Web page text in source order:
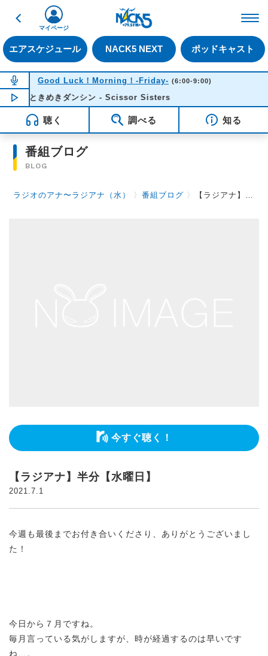
戻る
エアスケジュール NACK5 NEXT ポッドキャスト
マイページ
NOW ON AIR
Good Luck！Morning！-Friday- (6:00-9:00)
NOW PLAYING06:03
ときめきダンシン - Scissor Sisters
聴く 調べる 知る
番組ブログ
BLOG
ラジオのアナ〜ラジアナ（水） 〉番組ブログ 〉 【ラジアナ】半分【水曜日】
今すぐ聴く！
【ラジアナ】半分【水曜日】
2021.7.1
今週も最後までお付き合いくださり、ありがとうございまし
た！
今日から７月ですね。
毎月言っている気がしますが、時が経過するのは早いです
ね…。